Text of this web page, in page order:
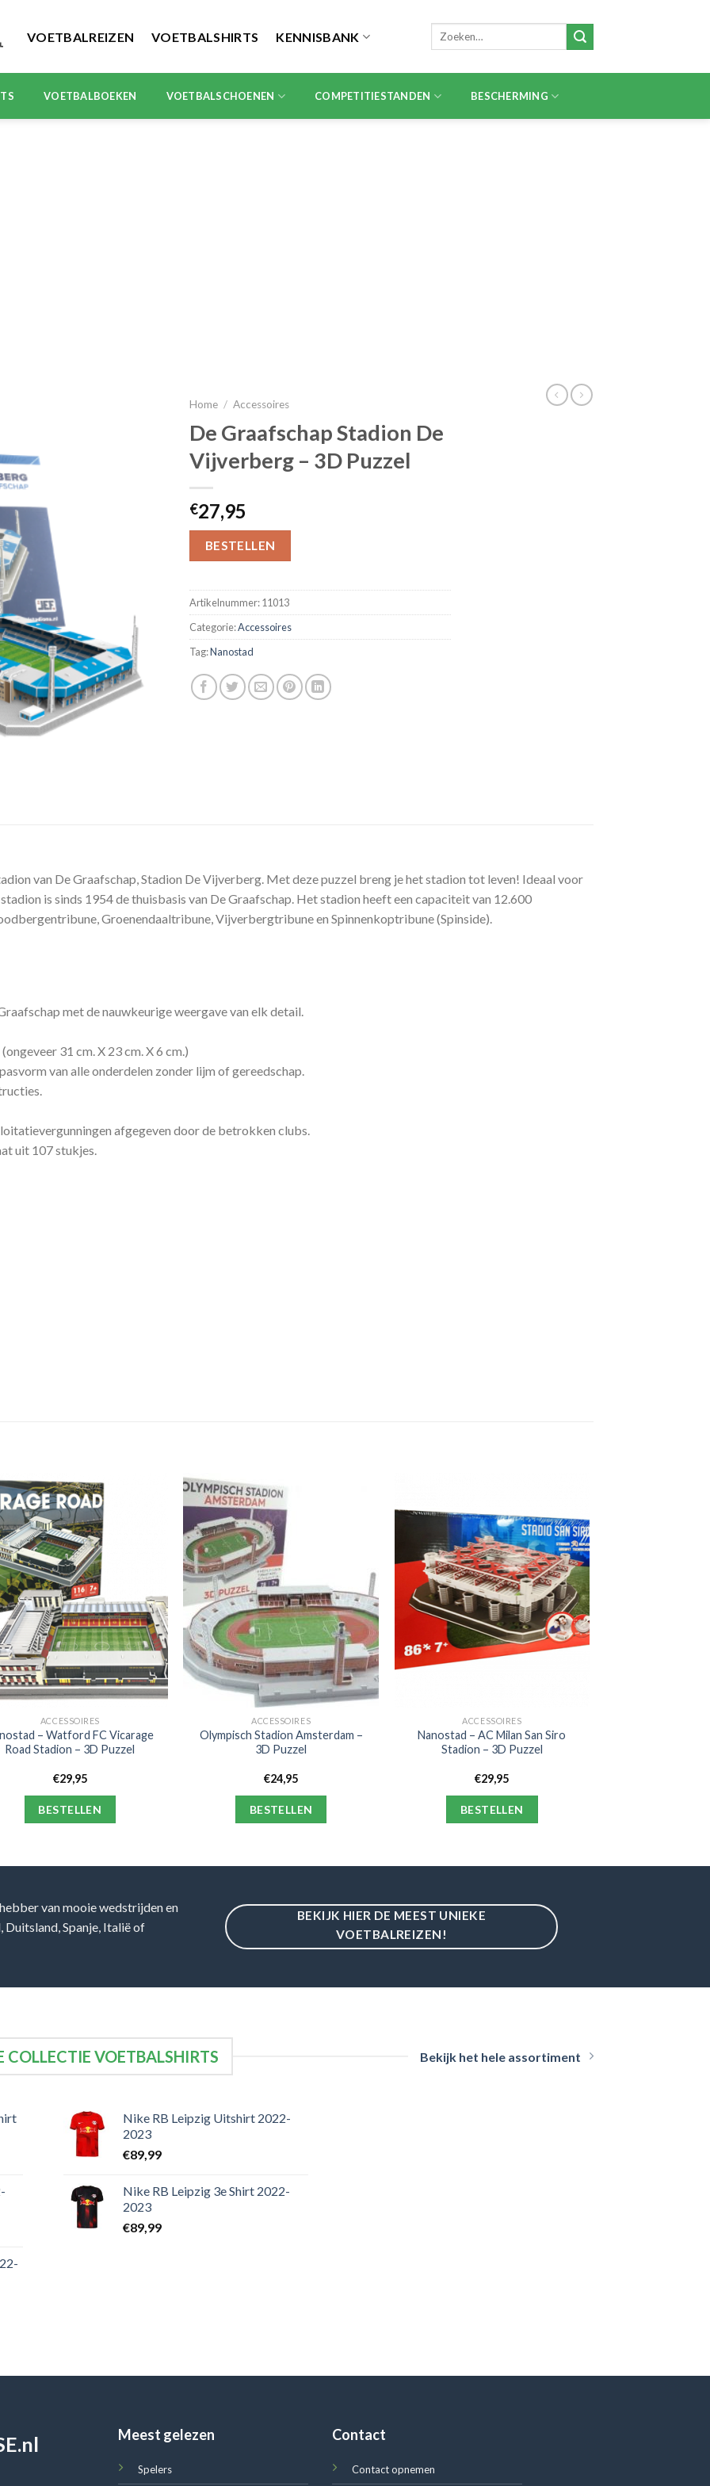
VOETBALREIZEN VOETBALSHIRTS KENNISBANK
Zoeken
VOETBALBOEKEN VOETBALSCHOENEN COMPETITIESTANDEN BESCHERMING
Home / Accessoires
De Graafschap Stadion De
Vijverberg – 3D Puzzel
€27,95
BESTELLEN
Artikelnummer:11013
Categorie:Accessoires
Tag:Nanostad
van De Graafschap, Stadion De Vijverberg. Met deze puzzel breng je het stadion tot leven! Ideaal voor
is sinds 1954 de thuisbasis van De Graafschap. Het stadion heeft een capaciteit van 12.600
Groenendaaltribune, Vijverbergtribune en Spinnenkoptribune (Spinside).
met de nauwkeurige weergave van elk detail.
31 cm. X 23 cm. X 6 cm.)
van alle onderdelen zonder lijm of gereedschap.
afgegeven door de betrokken clubs.
uit 107 stukjes.
ACCESSOIRES
– Watford FC Vicarage
Road Stadion – 3D Puzzel
€29,95
BESTELLEN
ACCESSOIRES
Olympisch Stadion Amsterdam –
3D Puzzel
€24,95
BESTELLEN
ACCESSOIRES
Nanostad – AC Milan San Siro
Stadion – 3D Puzzel
€29,95
BESTELLEN
van mooie wedstrijden en
Duitsland, Spanje, Italië of
BEKIJK HIER DE MEEST UNIEKE
VOETBALREIZEN!
COLLECTIE VOETBALSHIRTS Bekijk het hele assortiment
Nike RB Leipzig Uitshirt 2022-
2023
€89,99
Nike RB Leipzig 3e Shirt 2022-
2023
€89,99
Meest gelezen
Spelers
Contact
Contact opnemen